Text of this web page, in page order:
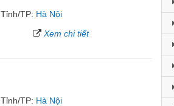
Tỉnh/TP: Hà Nội
Xem chi tiết
Tỉnh/TP: Hà Nội